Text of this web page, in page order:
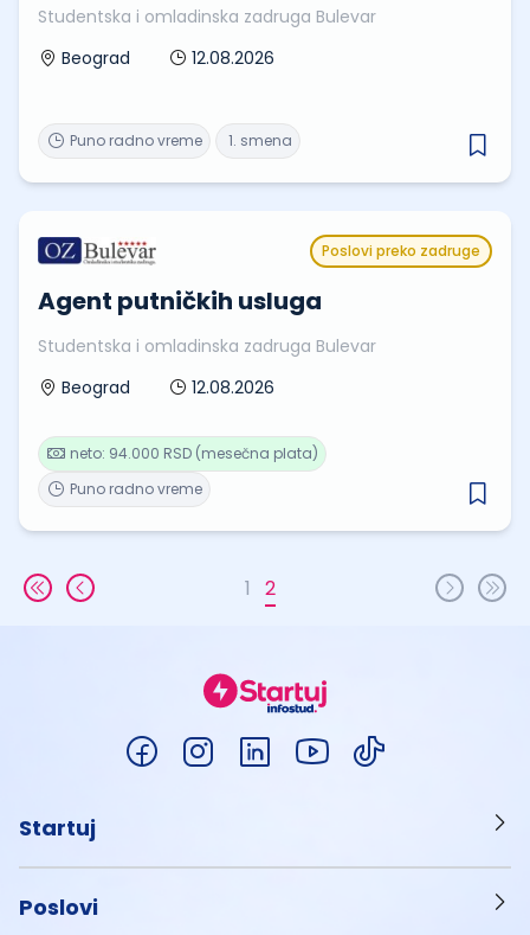
Studentska i omladinska zadruga Bulevar
Beograd
12.08.2026
1. smena
Puno radno vreme
Poslovi preko zadruge
Agent putničkih usluga
Studentska i omladinska zadruga Bulevar
Beograd
12.08.2026
Puno radno vreme
neto: 94.000 RSD (mesečna plata)
1 2
Startuj
Poslovi